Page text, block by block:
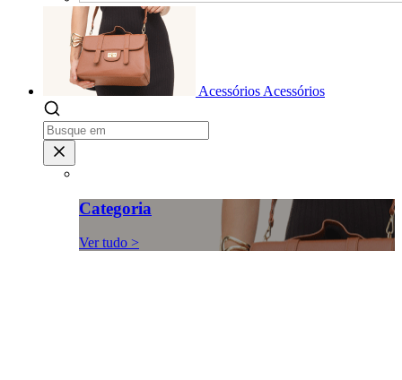
Acessórios Acessórios
Categoria
Ver tudo >